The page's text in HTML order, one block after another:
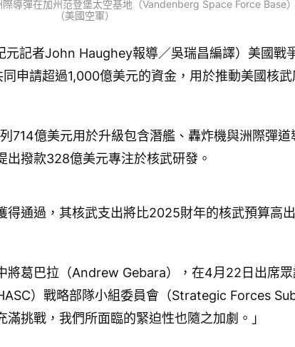
導彈在加州范登堡太空基地（Vandenberg Space Force Base
（美國空軍）
元記者John Haughey報導／吳瑞昌編譯）美國戰
申請超過1,000億美元的資金，用於推動美國核武
714億美元用於升級包含潛艦、轟炸機與洲際彈
撥款328億美元專注於核武研發。
得通過，其核武支出將比2025財年的核武預算高
將葛巴拉（Andrew Gebara），在4月22日出席
）戰略部隊小組委員會（Strategic Forces
挑戰，我們所面臨的緊迫性也隨之加劇。」